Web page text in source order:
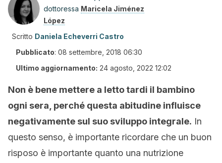
dottoressa Maricela Jiménez
López
Scritto Daniela Echeverri Castro
Pubblicato: 08 settembre, 2018 06:30
Ultimo aggiornamento: 24 agosto, 2022 12:02
Non è bene mettere a letto tardi il bambino
ogni sera, perché questa abitudine influisce
negativamente sul suo sviluppo integrale. In
questo senso, è importante ricordare che un buon
risposo è importante quanto una nutrizione